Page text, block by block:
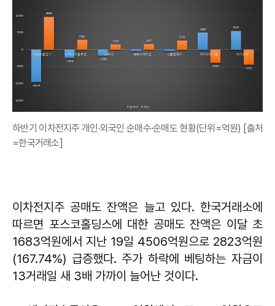
하반기 이차전지주 개인·외국인 순매수·순매도 현황(단위=억원) [출처
=한국거래소]
이차전지주 공매도 잔액은 늘고 있다. 한국거래소에
따르면 포스코홀딩스에 대한 공매도 잔액은 이달 초
1683억원에서 지난 19일 4506억원으로 2823억원
(167.74%) 급증했다. 주가 하락에 베팅하는 자금이
13거래일 새 3배 가까이 늘어난 것이다.